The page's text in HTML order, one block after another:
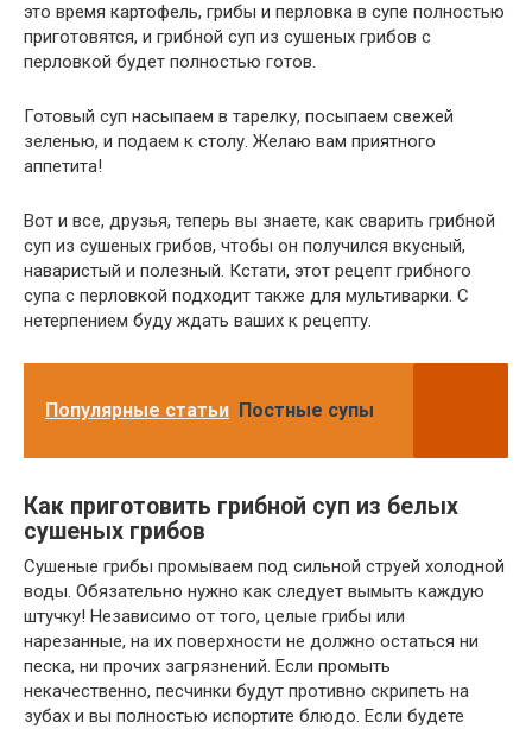
это время картофель, грибы и перловка в супе полностью
приготовятся, и грибной суп из сушеных грибов с
перловкой будет полностью готов.
Готовый суп насыпаем в тарелку, посыпаем свежей
зеленью, и подаем к столу. Желаю вам приятного
аппетита!
Вот и все, друзья, теперь вы знаете, как сварить грибной
суп из сушеных грибов, чтобы он получился вкусный,
наваристый и полезный. Кстати, этот рецепт грибного
супа с перловкой подходит также для мультиварки. С
нетерпением буду ждать ваших к рецепту.
Популярные статьи Постные супы
Как приготовить грибной суп из белых
сушеных грибов
Сушеные грибы промываем под сильной струей холодной
воды. Обязательно нужно как следует вымыть каждую
штучку! Независимо от того, целые грибы или
нарезанные, на их поверхности не должно остаться ни
песка, ни прочих загрязнений. Если промыть
некачественно, песчинки будут противно скрипеть на
зубах и вы полностью испортите блюдо. Если будете